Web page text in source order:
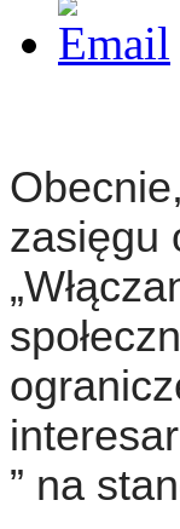
zasięgu
” na